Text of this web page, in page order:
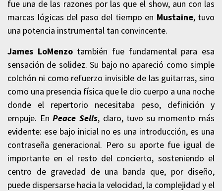
fue una de las razones por las que el show, aun con las
marcas lógicas del paso del tiempo en Mustaine, tuvo
una potencia instrumental tan convincente.
James LoMenzotambién fue fundamental para esa
sensación de solidez. Su bajo no apareció como simple
colchón ni como refuerzo invisible de las guitarras, sino
como una presencia física que le dio cuerpo a una noche
donde el repertorio necesitaba peso, definición y
empuje. EnPeace Sells, claro, tuvo su momento más
evidente: ese bajo inicial no es una introducción, es una
contraseña generacional. Pero su aporte fue igual de
importante en el resto del concierto, sosteniendo el
centro de gravedad de una banda que, por diseño,
puede dispersarse hacia la velocidad, la complejidad y el